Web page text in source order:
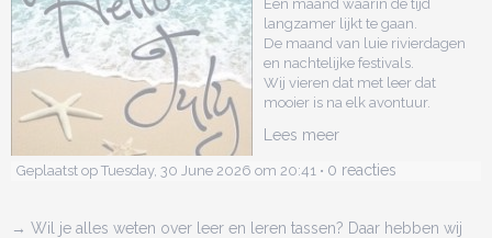
Een maand waarin de tijd
langzamer lijkt te gaan.
De maand van luie rivierdagen
en nachtelijke festivals.
Wij vieren dat met leer dat
mooier is na elk avontuur.
Lees meer
Geplaatst op Tuesday, 30 June 2026 om 20:41 • 0 reacties
→ Wil je alles weten over leer en leren tassen? Daar hebben wij